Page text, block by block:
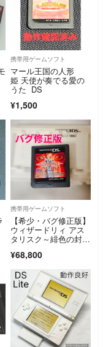
携帯用ゲームソフト
マール王国の人形
姫 天使が奏でる愛の
うた DS
¥1,500
携帯用ゲームソフト
【希少・バグ修正版】
ウィザードリィ アス
タリスク～緋色の封印
フトのみ
¥68,800